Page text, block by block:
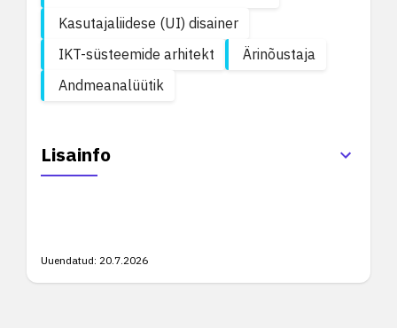
Kasutajaliidese (UI) disainer
IKT-süsteemide arhitekt
Ärinõustaja
Andmeanalüütik
Lisainfo
Uuendatud: 20.7.2026